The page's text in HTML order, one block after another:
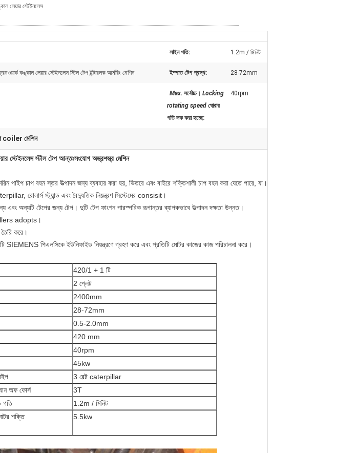
লেয়ার স্টেইনলেস
লাইন গতি: 1.2m / মিনিট
কঙ্কাল লেয়ার স্টেইনলেস স্টিল টেপ ইন্টারলক আর্মরিং মেশিন ইস্পাত টেপ প্রস্থ: 28-72mm
Max. সর্বোচ্চ। Locking
rotating speed ঘোরার
গতি লক করা হচ্ছে:
40rpm
coiler মেশিন
স্টেইনলেস স্টীল টেপ আন্তঃসংযোগ অস্ত্রশস্ত্র মেশিন
পাইপ চাপ বহন স্তর উত্পাদন জন্য ব্যবহার করা হয়, ভিতরে এবং বাইরে শক্তিশালী চাপ বহন করা যেতে পারে, যা।
রোলার্স স্ট্যান্ড এবং বৈদ্যুতিক নিয়ন্ত্রণ সিস্টেমের consisit।
এবং অন্যটি টেপের জন্য টেপ। দুটি টেপ ফাংশন পারস্পরিক রূপান্তর ব্যাপকভাবে উত্পাদন দক্ষতা উন্নত।
adopts।
করে।
SIEMENS পিএলসিকে ইউনিফাইড নিয়ন্ত্রণে গ্রহণ করে এবং প্রতিটি মোটর কাজের কাজ পরিচালনা করে।
420/1 + 1 টি
2 প্লেট
2400mm
28-72mm
0.5-2.0mm
420 mm
40rpm
45kw
3 বেল্ট caterpillar
অফ ফোর্স
3T
গতি
1.2m / মিনিট
শক্তি
5.5kw